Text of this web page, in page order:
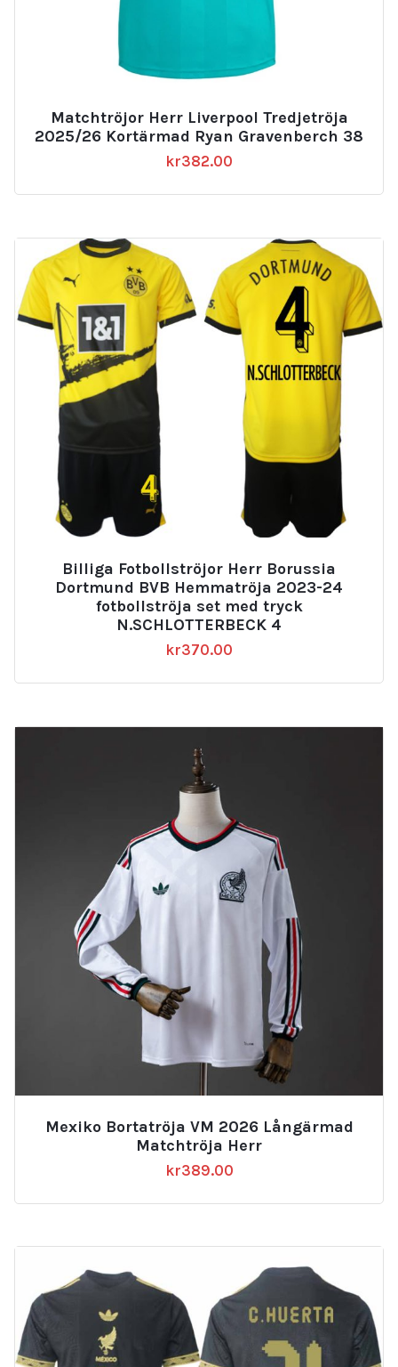
Matchtröjor Herr Liverpool Tredjetröja
2025/26 Kortärmad Ryan Gravenberch 38
kr382.00
Billiga Fotbollströjor Herr Borussia
Dortmund BVB Hemmatröja 2023-24
fotbollströja set med tryck
N.SCHLOTTERBECK 4
kr370.00
Mexiko Bortatröja VM 2026 Långärmad
Matchtröja Herr
kr389.00